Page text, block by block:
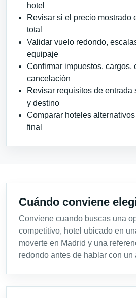
hotel
Revisar si el precio mostrado
total
Validar vuelo redondo,
equipaje
Confirmar impuestos, cargos,
cancelación
Revisar requisitos de entrada
y destino
Comparar hoteles
final
Cuándo conviene
Conviene cuando buscas una
competitivo, hotel ubicado en
moverte en Madrid y una
redondo antes de hablar con un